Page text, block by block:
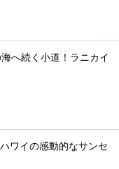
へ続く小道！ラニカイ
ハワイの感動的なサンセ